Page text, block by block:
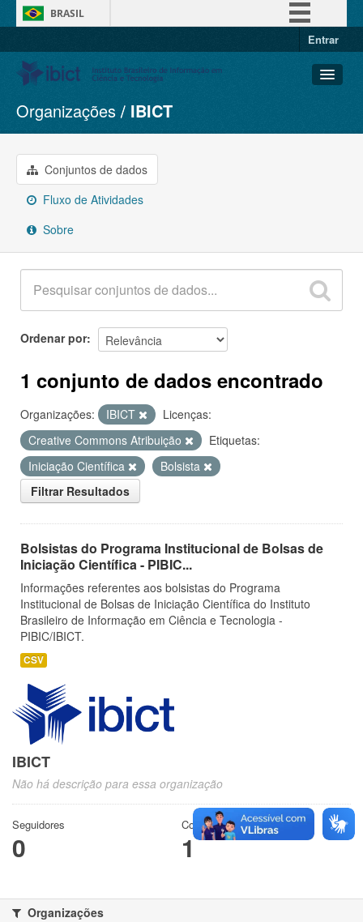
BRASIL
Entrar
Conjuntos de dados
Organizações
Grupos
Sobre
Organizações IBICT
Conjuntos de dados
Fluxo de Atividades
Sobre
Ordenar por
1 conjunto de dados encontrado
Organizações: IBICT
Licenças:
Creative Commons Atribuição
Etiquetas:
Iniciação Científica
Bolsista
Filtrar Resultados
Bolsistas do Programa Institucional de Bolsas de
Iniciação Científica - PIBIC...
Informações referentes aos bolsistas do Programa
Institucional de Bolsas de Iniciação Científica do Instituto
Brasileiro de Informação em Ciência e Tecnologia -
PIBIC/IBICT.
CSV
IBICT
Não há descrição para essa organização
Seguidores
0
Conjuntos de dados
1
Organizações